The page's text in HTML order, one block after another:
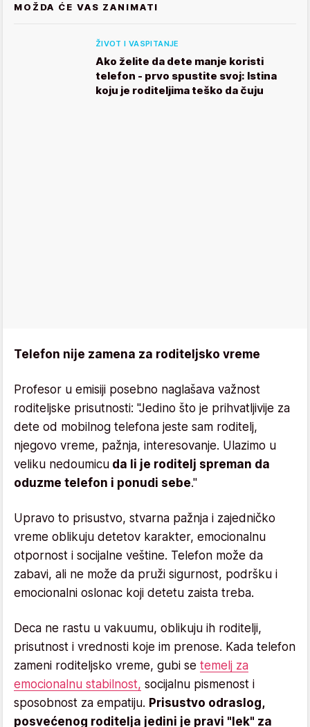
MOŽDA ĆE VAS ZANIMATI
ŽIVOT I VASPITANJE
Ako želite da dete manje koristi
telefon - prvo spustite svoj: Istina
koju je roditeljima teško da čuju
Telefon nije zamena za roditeljsko vreme
Profesor u emisiji posebno naglašava važnost
roditeljske prisutnosti: "Jedino što je prihvatljivije za
dete od mobilnog telefona jeste sam roditelj,
njegovo vreme, pažnja, interesovanje. Ulazimo u
veliku nedoumicu da li je roditelj spreman da
oduzme telefon i ponudi sebe."
Upravo to prisustvo, stvarna pažnja i zajedničko
vreme oblikuju detetov karakter, emocionalnu
otpornost i socijalne veštine. Telefon može da
zabavi, ali ne može da pruži sigurnost, podršku i
emocionalni oslonac koji detetu zaista treba.
Deca ne rastu u vakuumu, oblikuju ih roditelji,
prisutnost i vrednosti koje im prenose. Kada telefon
zameni roditeljsko vreme, gubi se temelj za
emocionalnu stabilnost, socijalnu pismenost i
sposobnost za empatiju. Prisustvo odraslog,
posvećenog roditelja jedini je pravi "lek" za